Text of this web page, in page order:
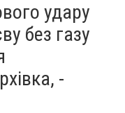
удару
без газу
-